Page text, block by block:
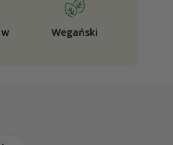
Wegański